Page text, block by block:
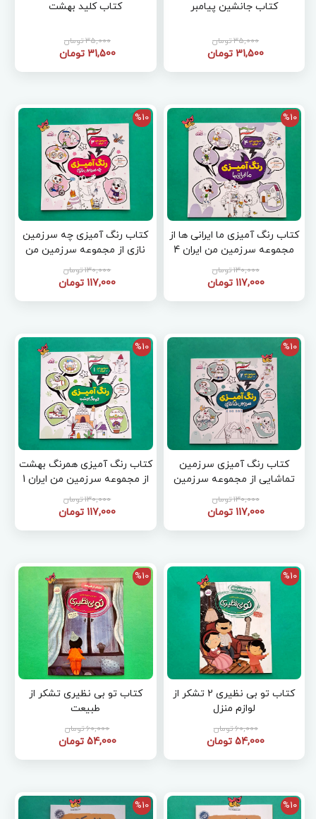
کتاب جانشین پیامبر
35,000 تومان
31,500 تومان
کتاب کلید بهشت
35,000 تومان
31,500 تومان
%10
کتاب رنگ آمیزی ما ایرانی ها از
مجموعه سرزمین من ایران 4
130,000 تومان
117,000 تومان
%10
کتاب رنگ آمیزی چه سرزمین
نازی از مجموعه سرزمین من
ایران 3
130,000 تومان
117,000 تومان
%10
کتاب رنگ آمیزی سرزمین
تماشایی از مجموعه سرزمین
من ایران 2
130,000 تومان
117,000 تومان
%10
کتاب رنگ آمیزی همرنگ بهشت
از مجموعه سرزمین من ایران 1
130,000 تومان
117,000 تومان
%10
کتاب تو بی نظیری 2 تشکر از
لوازم منزل
60,000 تومان
54,000 تومان
%10
کتاب تو بی نظیری تشکر از
طبیعت
60,000 تومان
54,000 تومان
%10
%10